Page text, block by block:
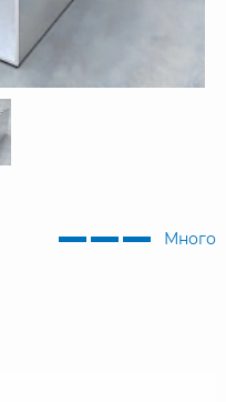
Много